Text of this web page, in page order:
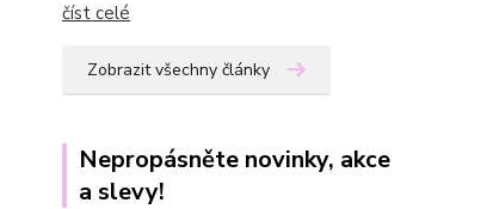
číst celé
Zobrazit všechny články
Nepropásněte novinky, akce
a slevy!